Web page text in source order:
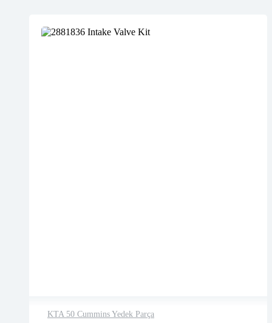
KTA 50 Cummins Yedek Parça